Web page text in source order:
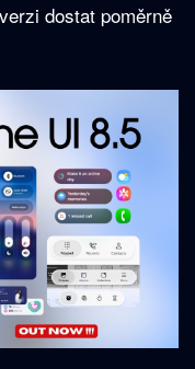
dostat poměrně